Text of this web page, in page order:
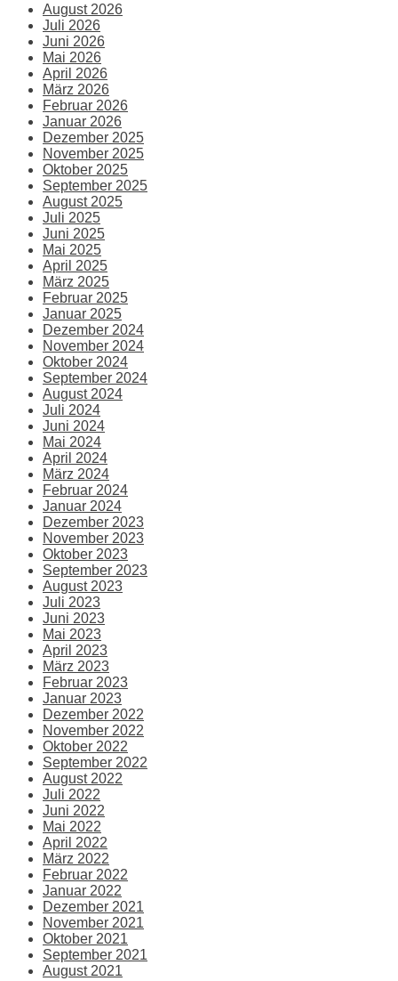
August 2026
Juli 2026
Juni 2026
Mai 2026
April 2026
März 2026
Februar 2026
Januar 2026
Dezember 2025
November 2025
Oktober 2025
September 2025
August 2025
Juli 2025
Juni 2025
Mai 2025
April 2025
März 2025
Februar 2025
Januar 2025
Dezember 2024
November 2024
Oktober 2024
September 2024
August 2024
Juli 2024
Juni 2024
Mai 2024
April 2024
März 2024
Februar 2024
Januar 2024
Dezember 2023
November 2023
Oktober 2023
September 2023
August 2023
Juli 2023
Juni 2023
Mai 2023
April 2023
März 2023
Februar 2023
Januar 2023
Dezember 2022
November 2022
Oktober 2022
September 2022
August 2022
Juli 2022
Juni 2022
Mai 2022
April 2022
März 2022
Februar 2022
Januar 2022
Dezember 2021
November 2021
Oktober 2021
September 2021
August 2021